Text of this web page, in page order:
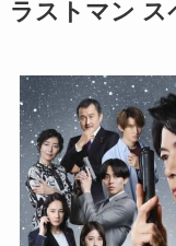
ラストマン ス